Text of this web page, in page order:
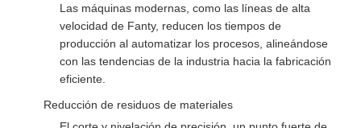
Las máquinas modernas, como las líneas de alta
velocidad de Fanty, reducen los tiempos de
producción al automatizar los procesos, alineándose
con las tendencias de la industria hacia la fabricación
eficiente.
Reducción de residuos de materiales